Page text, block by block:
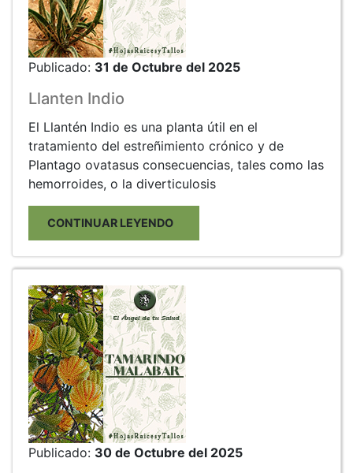
Publicado: 31 de Octubre del 2025
Llanten Indio
El Llantén Indio es una planta útil en el
tratamiento del estreñimiento crónico y de
Plantago ovatasus consecuencias, tales como las
hemorroides, o la diverticulosis
CONTINUAR LEYENDO
Publicado: 30 de Octubre del 2025